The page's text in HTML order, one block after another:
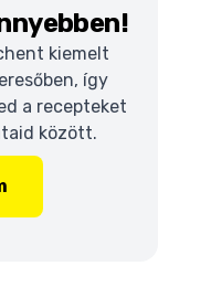
kiemelt
így
a recepteket
között.